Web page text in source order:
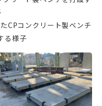
CPコンクリート製ベンチ
る様子